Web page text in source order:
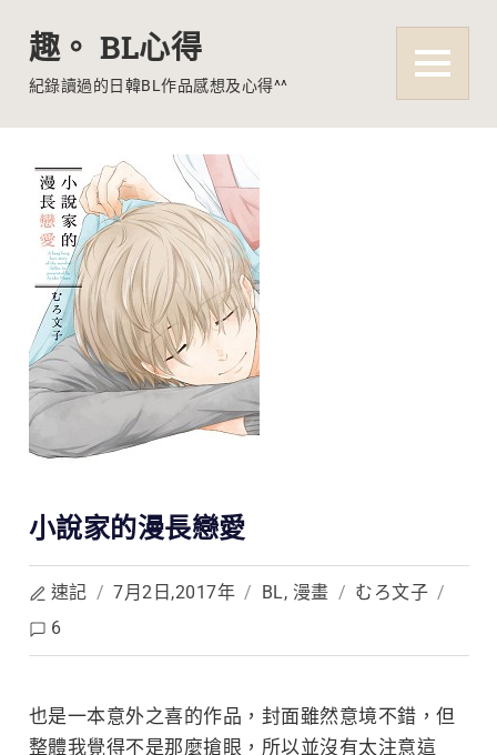
content
趣。 BL心得
紀錄讀過的日韓BL作品感想及心得^^ MENU
小說家的漫長戀愛
速記 / 7月2日,2017年 / BL, 漫畫 / むろ文子 /
6
也是一本意外之喜的作品，封面雖然意境不錯，但
整體我覺得不是那麼搶眼，所以並沒有太注意這